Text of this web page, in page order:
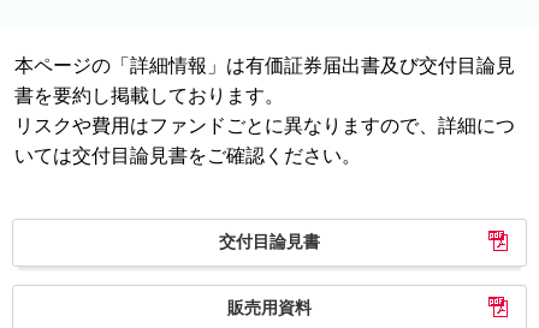
本ページの「詳細情報」は有価証券届出書及び交付目論見
書を要約し掲載しております。
リスクや費用はファンドごとに異なりますので、詳細につ
いては交付目論見書をご確認ください。
交付目論見書
販売用資料